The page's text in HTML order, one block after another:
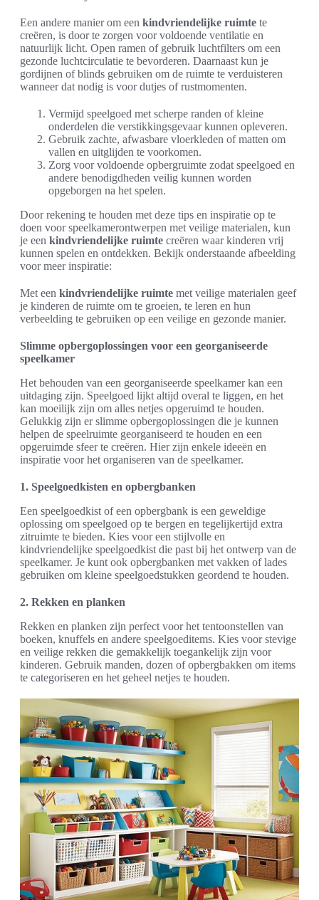
Een andere manier om een kindvriendelijke ruimte te
creëren, is door te zorgen voor voldoende ventilatie en
natuurlijk licht. Open ramen of gebruik luchtfilters om een
gezonde luchtcirculatie te bevorderen. Daarnaast kun je
gordijnen of blinds gebruiken om de ruimte te verduisteren
wanneer dat nodig is voor dutjes of rustmomenten.
Vermijd speelgoed met scherpe randen of kleine
onderdelen die verstikkingsgevaar kunnen opleveren.
Gebruik zachte, afwasbare vloerkleden of matten om
vallen en uitglijden te voorkomen.
Zorg voor voldoende opbergruimte zodat speelgoed en
andere benodigdheden veilig kunnen worden
opgeborgen na het spelen.
Door rekening te houden met deze tips en inspiratie op te
doen voor speelkamerontwerpen met veilige materialen, kun
je een kindvriendelijke ruimte creëren waar kinderen vrij
kunnen spelen en ontdekken. Bekijk onderstaande afbeelding
voor meer inspiratie:
Met een kindvriendelijke ruimte met veilige materialen geef
je kinderen de ruimte om te groeien, te leren en hun
verbeelding te gebruiken op een veilige en gezonde manier.
Slimme opbergoplossingen voor een georganiseerde
speelkamer
Het behouden van een georganiseerde speelkamer kan een
uitdaging zijn. Speelgoed lijkt altijd overal te liggen, en het
kan moeilijk zijn om alles netjes opgeruimd te houden.
Gelukkig zijn er slimme opbergoplossingen die je kunnen
helpen de speelruimte georganiseerd te houden en een
opgeruimde sfeer te creëren. Hier zijn enkele ideeën en
inspiratie voor het organiseren van de speelkamer.
1. Speelgoedkisten en opbergbanken
Een speelgoedkist of een opbergbank is een geweldige
oplossing om speelgoed op te bergen en tegelijkertijd extra
zitruimte te bieden. Kies voor een stijlvolle en
kindvriendelijke speelgoedkist die past bij het ontwerp van de
speelkamer. Je kunt ook opbergbanken met vakken of lades
gebruiken om kleine speelgoedstukken geordend te houden.
2. Rekken en planken
Rekken en planken zijn perfect voor het tentoonstellen van
boeken, knuffels en andere speelgoeditems. Kies voor stevige
en veilige rekken die gemakkelijk toegankelijk zijn voor
kinderen. Gebruik manden, dozen of opbergbakken om items
te categoriseren en het geheel netjes te houden.